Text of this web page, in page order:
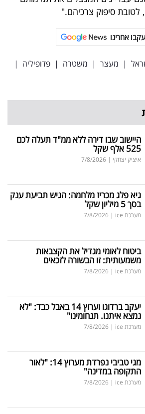
לטובת סיפוק צרכיהם."
עקבו אחרינו
| מעצר | משטרה | פדופיליה |
היישוב שבו דירה ללא ממ"ד תעלה לכם
525 אלף שקל
איציק יצחקי |
7/8/2026
גיא פלג מכריז מלחמה: הגיש תביעת ענק
בסך 5 מיליון שקל
מערכת ice |
7/8/2026
ביטוח לאומי מגדיל את הקצבאות
משמעותית: זו הבשורה לזכאים
מערכת ice |
7/8/2026
יעקב ברדוגו וערוץ 14 באבל כבד: "לא
נמצא איתנו. תנחומינו"
מערכת ice |
7/8/2026
מגי טביבי נפרדת מערוץ 14: "לאור
התקופה במדינה"
מערכת ice |
7/8/2026